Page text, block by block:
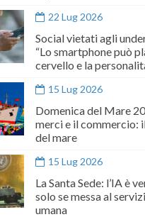
22 Lug 2026
Social vietati agli
“Lo smartphone può
cervello e la
15 Lug 2026
Domenica del Mare
merci e il commercio:
del mare
15 Lug 2026
La Santa Sede: l’IA è
solo se messa al
umana